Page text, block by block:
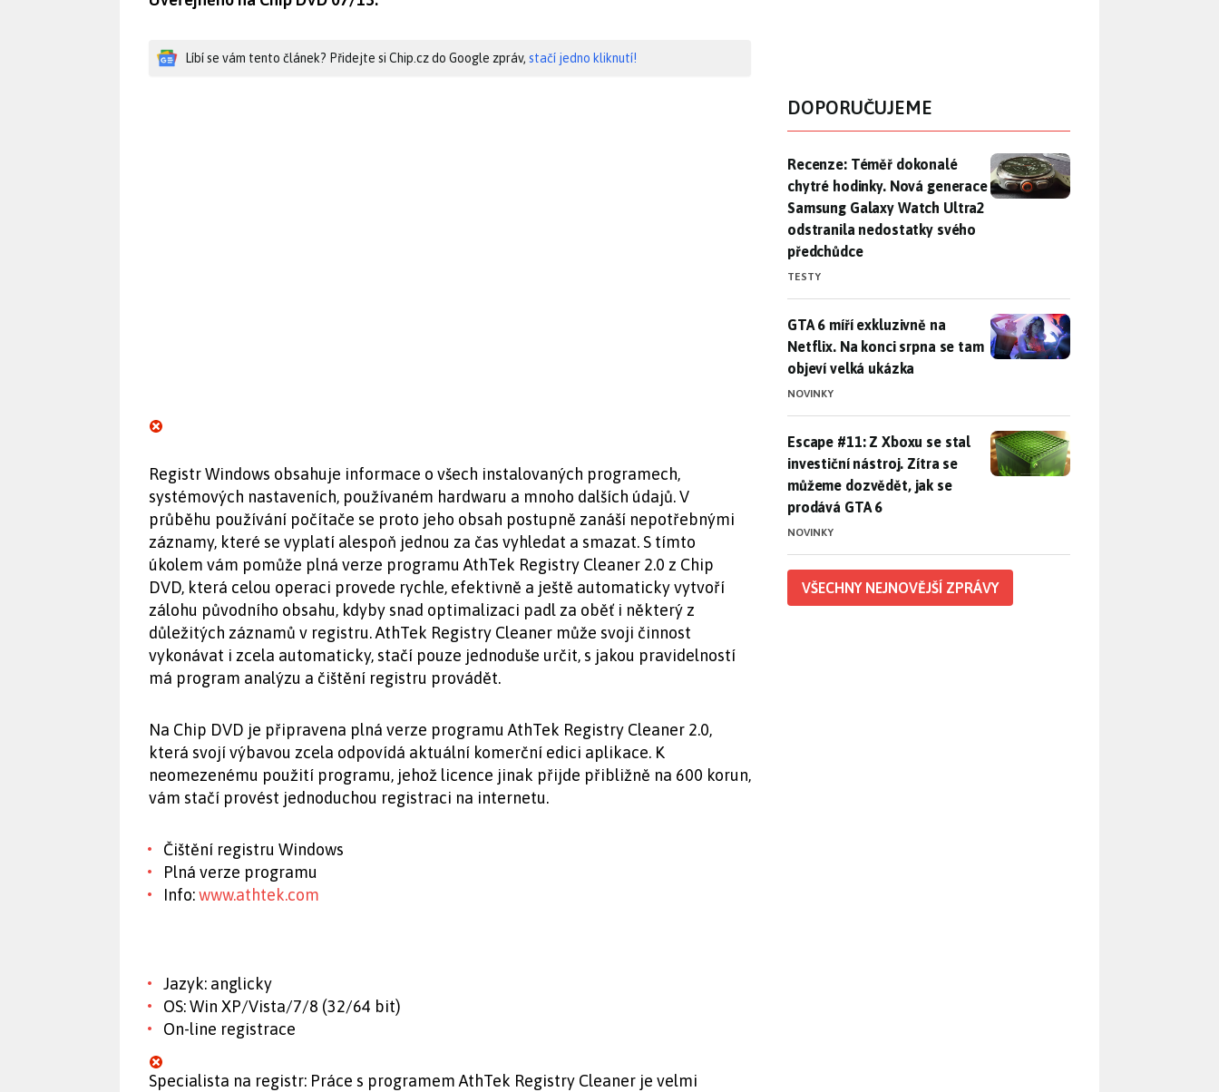
Líbí se vám tento článek? Přidejte si Chip.cz do Google zpráv, stačí jedno kliknutí!
Registr Windows obsahuje informace o všech instalovaných programech,
systémových nastaveních, používaném hardwaru a mnoho dalších údajů. V
průběhu používání počítače se proto jeho obsah postupně zanáší nepotřebnými
záznamy, které se vyplatí alespoň jednou za čas vyhledat a smazat. S tímto
úkolem vám pomůže plná verze programu AthTek Registry Cleaner 2.0 z Chip
DVD, která celou operaci provede rychle, efektivně a ještě automaticky vytvoří
zálohu původního obsahu, kdyby snad optimalizaci padl za oběť i některý z
důležitých záznamů v registru. AthTek Registry Cleaner může svoji činnost
vykonávat i zcela automaticky, stačí pouze jednoduše určit, s jakou pravidelností
má program analýzu a čištění registru provádět.
Na Chip DVD je připravena plná verze programu AthTek Registry Cleaner 2.0,
která svojí výbavou zcela odpovídá aktuální komerční edici aplikace. K
neomezenému použití programu, jehož licence jinak přijde přibližně na 600 korun,
vám stačí provést jednoduchou registraci na internetu.
Čištění registru Windows
Plná verze programu
Info:www.athtek.com
Jazyk: anglicky
OS: Win XP/Vista/7/8 (32/64 bit)
On-line registrace
Specialista na registr: Práce s programem AthTek Registry Cleaner je velmi
DOPORUČUJEME
Recenze: Téměř dokonalé chytré hodinky. Nová generace
Recenze: Téměř dokonalé
chytré hodinky. Nová generace
Samsung Galaxy Watch Ultra2
odstranila nedostatky svého
předchůdce
TESTY
GTA 6 míří exkluzivně na Netflix. Na konci srpna se tam objeví
GTA 6 míří exkluzivně na
Netflix. Na konci srpna se tam
objeví velká ukázka
NOVINKY
Escape #11: Z Xboxu se stal investiční nástroj. Zítra se můžeme
Escape #11: Z Xboxu se stal
investiční nástroj. Zítra se
můžeme dozvědět, jak se
prodává GTA 6
NOVINKY
VŠECHNY NEJNOVĚJŠÍ ZPRÁVY